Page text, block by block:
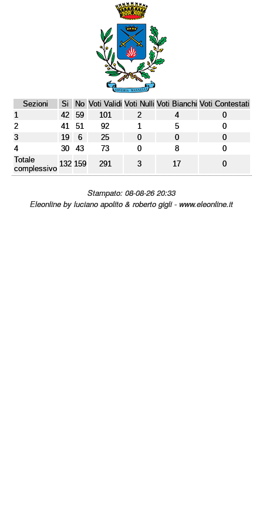
Sezioni Si No Voti Validi Voti Nulli Voti Bianchi Voti Contestati
1
42 59 101 2 4
0
2
41 51 92 1 5
0
3
19 6 25 0 0
0
4
30 43 73 0 8
0
Totale
complessivo
132 159 291 3 17 0
Stampato: 08-08-26 20:33
Eleonline by luciano apolito & roberto gigli - www.eleonline.it